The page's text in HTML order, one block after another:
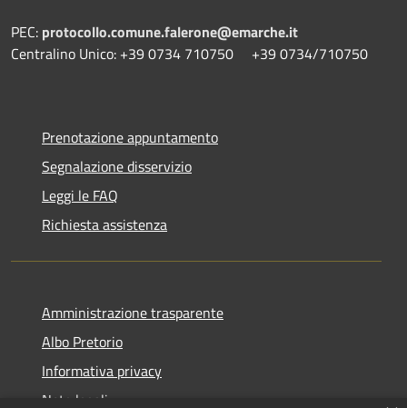
PEC: protocollo.comune.falerone@emarche.it
Centralino Unico: +39 0734 710750 +39 0734/710750
Prenotazione appuntamento
Segnalazione disservizio
Leggi le FAQ
Richiesta assistenza
Amministrazione trasparente
Albo Pretorio
Informativa privacy
Note legali